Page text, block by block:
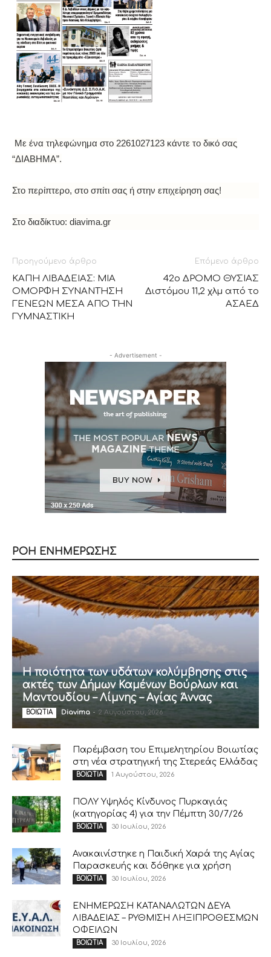
Με ένα τηλεφώνημα στο 2261027123 κάντε το δικό σας
“ΔΙΑΒΗΜΑ”.
Στο περίπτερο, στο σπίτι σας ή στην επιχείρηση σας!
Στο διαδίκτυο: diavima.gr
Προηγούμενο άρθρο
ΚΑΠΗ ΛΙΒΑΔΕΙΑΣ: ΜΙΑ
ΟΜΟΡΦΗ ΣΥΝΑΝΤΗΣΗ
ΓΕΝΕΩΝ ΜΕΣΑ ΑΠΟ ΤΗΝ
ΓΥΜΝΑΣΤΙΚΗ
Επόμενο άρθρο
42ο ΔΡΟΜΟ ΘΥΣΙΑΣ
Διστόμου 11,2 χλμ από το
ΑΣΑΕΔ
- Advertisement -
ΡΟΗ ΕΝΗΜΕΡΩΣΗΣ
Η ποιότητα των υδάτων κολύμβησης στις
ακτές των Δήμων Καμένων Βούρλων και
Μαντουδίου – Λίμνης – Αγίας Άννας
ΒΟΙΩΤΙΑ Diavima - 2 Αυγούστου, 2026
Παρέμβαση του Επιμελητηρίου Βοιωτίας
στη νέα στρατηγική της Στερεάς Ελλάδας
ΒΟΙΩΤΙΑ 1 Αυγούστου, 2026
ΠΟΛΥ Υψηλός Κίνδυνος Πυρκαγιάς
(κατηγορίας 4) για την Πέμπτη 30/7/26
ΒΟΙΩΤΙΑ 30 Ιουλίου, 2026
Ανακαινίστηκε η Παιδική Χαρά της Αγίας
Παρασκευής και δόθηκε για χρήση
ΒΟΙΩΤΙΑ 30 Ιουλίου, 2026
ΕΝΗΜΕΡΩΣΗ ΚΑΤΑΝΑΛΩΤΩΝ ΔΕΥΑ
ΛΙΒΑΔΕΙΑΣ – ΡΥΘΜΙΣΗ ΛΗΞΙΠΡΟΘΕΣΜΩΝ
ΟΦΕΙΛΩΝ
ΒΟΙΩΤΙΑ 30 Ιουλίου, 2026